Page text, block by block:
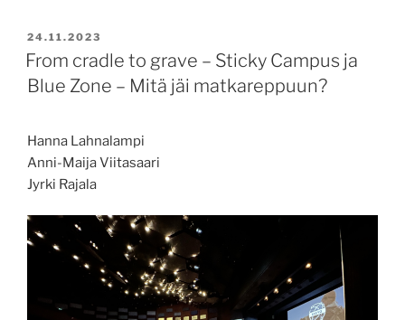
JULKAISTU
24.11.2023
From cradle to grave – Sticky Campus ja
Blue Zone – Mitä jäi matkareppuun?
Hanna Lahnalampi
Anni-Maija Viitasaari
Jyrki Rajala